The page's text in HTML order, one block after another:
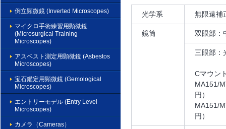
倒立顕微鏡 (Inverted Microscopes)
マイクロ手術練習用顕微鏡
(Microsurgical Training
Microscopes)
アスベスト測定用顕微鏡 (Asbestos
Microscopes)
宝石鑑定用顕微鏡 (Gemological
Microscopes)
エントリーモデル (Entry Level
Microscopes)
カメラ（Cameras）
光学系 無限遠補
鏡筒 双眼部
三眼部：
Cマウン
MA151/
円）
MA151/
円）